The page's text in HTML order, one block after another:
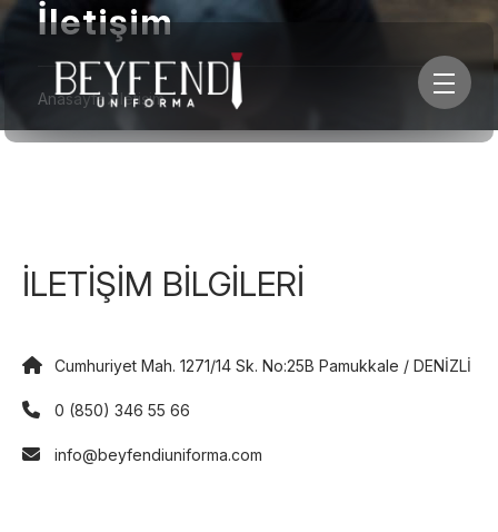
İletişim
Anasayfa İletişim
İLETİŞİM BİLGİLERİ
Cumhuriyet Mah. 1271/14 Sk. No:25B Pamukkale / DENİZLİ
0 (850) 346 55 66
info@beyfendiuniforma.com